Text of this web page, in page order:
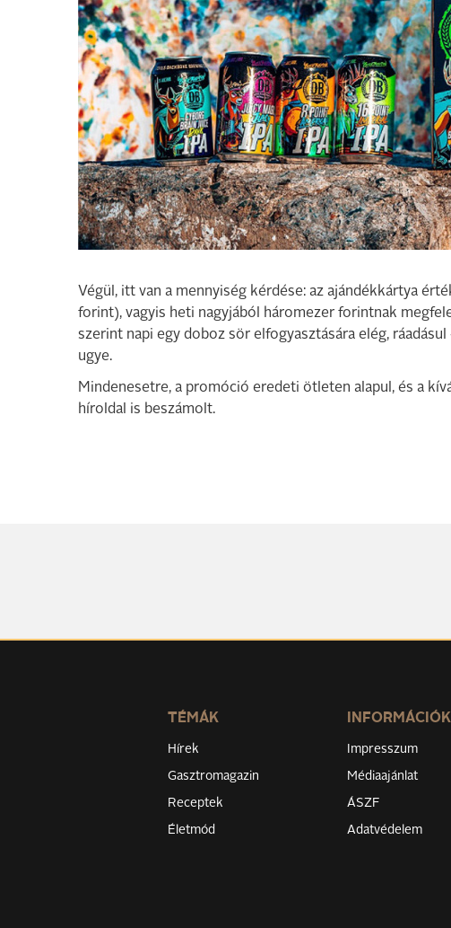
Végül, itt van a mennyiség kérdése: az ajándékkártya
forint), vagyis heti nagyjából háromezer forintnak
szerint napi egy doboz sör elfogyasztására elég,
ugye.
Mindenesetre, a promóció eredeti ötleten alapul, és a
híroldal is beszámolt.
TÉMÁK
Hírek
Gasztromagazin
Receptek
Életmód
INFORMÁCIÓK
Impresszum
Médiaajánlat
ÁSZF
Adatvédelem